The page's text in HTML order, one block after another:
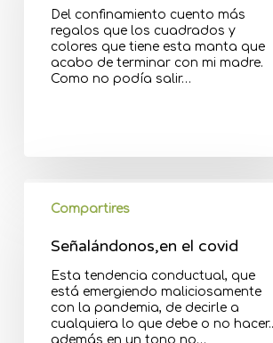
Del confinamiento cuento más
regalos que los cuadrados y
colores que tiene esta manta que
acabo de terminar con mi madre.
Como no podía salir…
Compartires
Señalándonos,en el covid
Esta tendencia conductual, que
está emergiendo maliciosamente
con la pandemia, de decirle a
cualquiera lo que debe o no
además en un tono no…